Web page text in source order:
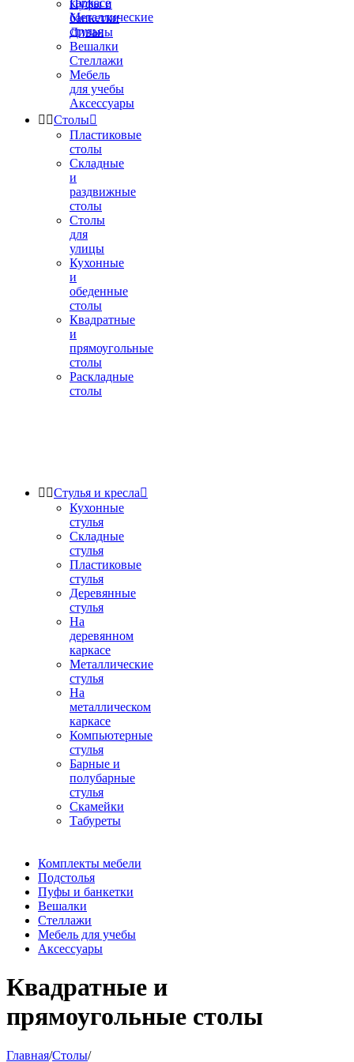
каркасе
Металлические
стулья
Пуфы и
банкетки
Диваны
Вешалки
Стеллажи
Мебель
для учебы
Аксессуары
 Столы
Пластиковые
столы
Складные
и
раздвижные
столы
Столы
для
улицы
Кухонные
и
обеденные
столы
Квадратные
и
прямоугольные
столы
Раскладные
столы
 Стулья и кресла
Кухонные
стулья
Складные
стулья
Пластиковые
стулья
Деревянные
стулья
На
деревянном
каркасе
Металлические
стулья
На
металлическом
каркасе
Компьютерные
стулья
Барные и
полубарные
стулья
Скамейки
Табуреты
Комплекты мебели
Подстолья
Пуфы и банкетки
Вешалки
Стеллажи
Мебель для учебы
Аксессуары
Квадратные и
прямоугольные столы
Главная/Столы/